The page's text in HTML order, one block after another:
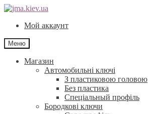
Перейти
навігації
Перейти
контентуМой аккаунт
Меню
Магазин
Автомобильні ключі
З пластиковою головою
Без пластика
Спеціальный профіль
Бородкові ключи